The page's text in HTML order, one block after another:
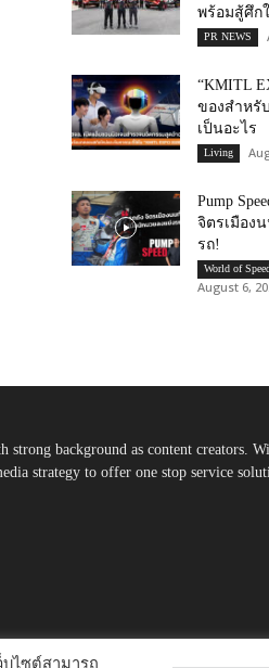
พร้อมสู้ศึก
PR NEWS
“KMITL
ของสำหรั
เป็นอะไร
Living
Pump
จิตรเมือง
รถ!
World of
August 6,
background as content creators.
strategy to offer one stop service
ไซต์สามารถ